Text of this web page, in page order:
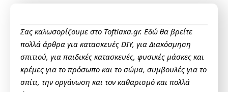
Σας καλωσορίζουμε στο Toftiaxa.gr. Εδώ θα βρείτε
πολλά άρθρα για κατασκευές DIY, για Διακόσμηση
σπιτιού, για παιδικές κατασκευές, φυσικές μάσκες και
κρέμες για το πρόσωπο και το σώμα, συμβουλές για το
σπίτι, την οργάνωση και τον καθαρισμό και πολλά